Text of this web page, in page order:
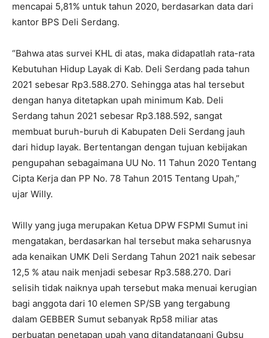
mencapai 5,81% untuk tahun 2020, berdasarkan data dari
kantor BPS Deli Serdang.
“Bahwa atas survei KHL di atas, maka didapatlah rata-rata
Kebutuhan Hidup Layak di Kab. Deli Serdang pada tahun
2021 sebesar Rp3.588.270. Sehingga atas hal tersebut
dengan hanya ditetapkan upah minimum Kab. Deli
Serdang tahun 2021 sebesar Rp3.188.592, sangat
membuat buruh-buruh di Kabupaten Deli Serdang jauh
dari hidup layak. Bertentangan dengan tujuan kebijakan
pengupahan sebagaimana UU No. 11 Tahun 2020 Tentang
Cipta Kerja dan PP No. 78 Tahun 2015 Tentang Upah,”
ujar Willy.
Willy yang juga merupakan Ketua DPW FSPMI Sumut ini
mengatakan, berdasarkan hal tersebut maka seharusnya
ada kenaikan UMK Deli Serdang Tahun 2021 naik sebesar
12,5 % atau naik menjadi sebesar Rp3.588.270. Dari
selisih tidak naiknya upah tersebut maka menuai kerugian
bagi anggota dari 10 elemen SP/SB yang tergabung
dalam GEBBER Sumut sebanyak Rp58 miliar atas
perbuatan penetapan upah yang ditandatangani Gubsu